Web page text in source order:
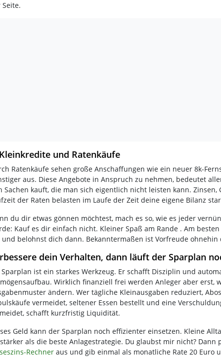
und Ratenkäufe
Ratenkäufe sehen große Anschaffungen wie ein neuer 8k-
aus. Diese Angebote in Anspruch zu nehmen, bedeutet
Sachen kauft, die man sich eigentlich nicht leisten kann. Zinsen,
der Raten belasten im Laufe der Zeit deine eigene Bilanz
du dir etwas gönnen möchtest, mach es so, wie es jeder
Kauf es dir einfach nicht. Kleiner Spaß am Rande . Am
und belohnst dich dann. Bekanntermaßen ist Vorfreude ohnehin
dein Verhalten, dann läuft der Sparplan
Sparplan ist ein starkes Werkzeug. Er schafft Disziplin und
Wirklich finanziell frei werden Anleger aber erst,
ändern. Wer tägliche Kleinausgaben reduziert,
vermeidet, seltener Essen bestellt und eine
schafft kurzfristig Liquidität.
Geld kann der Sparplan noch effizienter einsetzen. Kleine
als die beste Anlagestrategie. Du glaubst mir nicht? Dann
Rechner aus und gib einmal als monatliche Rate 20 Euro